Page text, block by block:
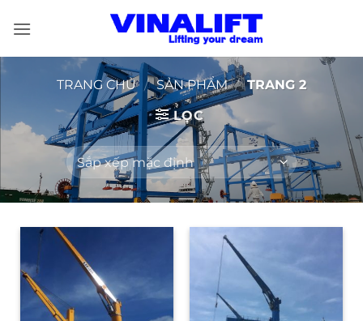
qua
dung
TRANG CHỦ / SẢN PHẨM / TRANG 2
LỌC